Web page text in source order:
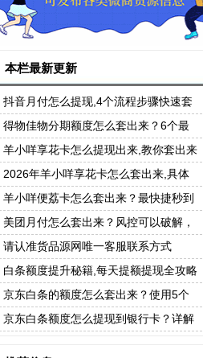
本栏最新更新
抖音月付怎么提现,4个流程步骤快速套
出来
得物佳物分期额度怎么套出来？6个最
新方法在线解答
羊小咩享花卡怎么提现出来,教你套出来
的操作方法
2026年羊小咩享花卡怎么套出来,具体
的操作方法
羊小咩便荔卡怎么套出来？最快捷秒到
的方法
美团月付怎么套出来？风控可以破解，
各种先用后付拼多多皆可提兑米
请认准货品源网唯一客服联系方式
白条额度提升秘籍,每天提额提现全攻略
京东白条的额度怎么套出来？使用5个
方法可以轻松提现
京东白条额度怎么提现到银行卡？详解